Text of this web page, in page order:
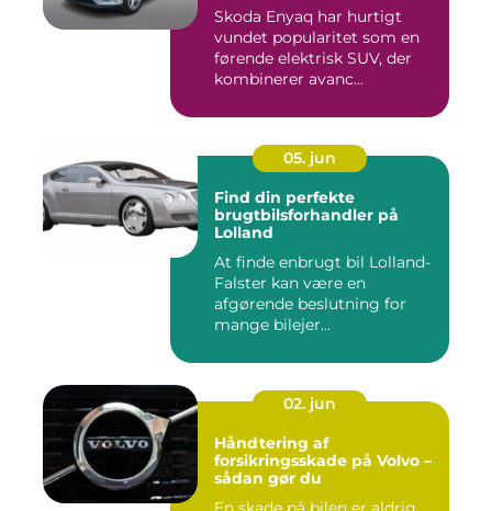
Skoda Enyaq har hurtigt
vundet popularitet som en
førende elektrisk SUV, der
kombinerer avanc...
05. jun
Find din perfekte
brugtbilsforhandler på
Lolland
At finde enbrugt bil Lolland-
Falster kan være en
afgørende beslutning for
mange bilejer...
02. jun
Håndtering af
forsikringsskade på Volvo –
sådan gør du